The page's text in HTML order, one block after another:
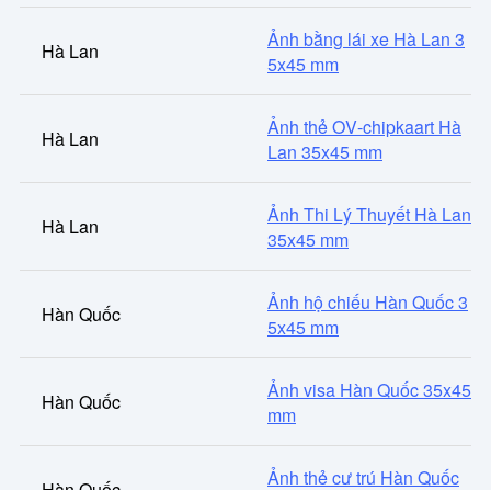
Hà Lan
Ảnh bằng lái xe Hà Lan 3
5x45 mm
Hà Lan
Ảnh thẻ OV-chipkaart Hà
Lan 35x45 mm
Hà Lan
Ảnh Thi Lý Thuyết Hà Lan
35x45 mm
Hàn Quốc
Ảnh hộ chiếu Hàn Quốc 3
5x45 mm
Hàn Quốc
Ảnh visa Hàn Quốc 35x45
mm
Ảnh thẻ cư trú Hàn Quốc